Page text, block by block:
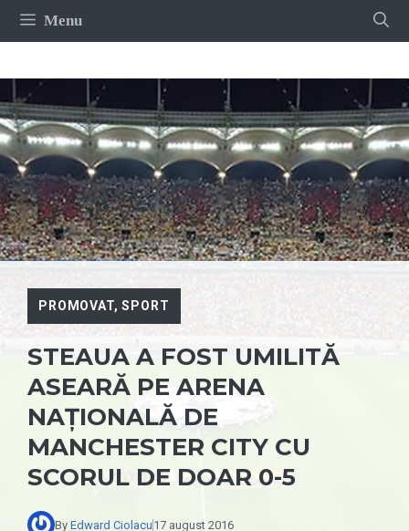
Sari
Menu
PROMOVAT,SPORT
STEAUA A FOST UMILITĂ
ASEARĂ PE ARENA
NAȚIONALĂ DE
MANCHESTER CITY CU
SCORUL DE DOAR 0-5
By Edward Ciolacu 17 august 2016